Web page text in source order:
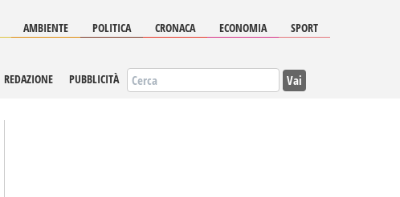
AMBIENTE POLITICA CRONACA ECONOMIA SPORT
REDAZIONE PUBBLICITÀ Vai